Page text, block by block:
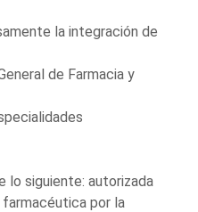
la integración de
de Farmacia y
lo siguiente: autorizada
por la